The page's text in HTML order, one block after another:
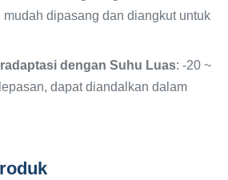
mudah dipasang dan diangkut untuk
dengan Suhu Luas: -20 ~
dapat diandalkan dalam